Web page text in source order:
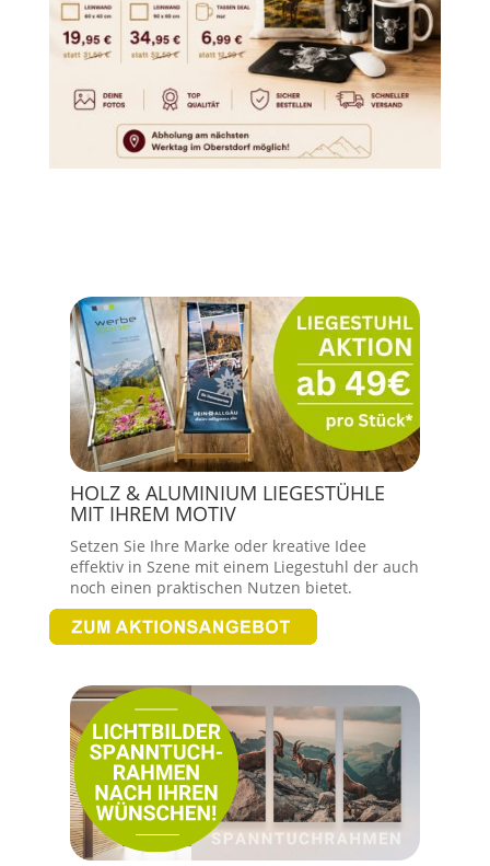
HOLZ & ALUMINIUM LIEGESTÜHLE
MIT IHREM MOTIV
Setzen Sie Ihre Marke oder kreative Idee
effektiv in Szene mit einem Liegestuhl der auch
noch einen praktischen Nutzen bietet.